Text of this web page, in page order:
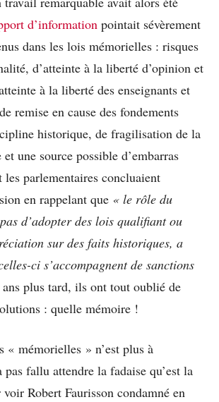
d’information pointait sévèrement
dans les lois mémorielles : risques
d’atteinte à la liberté d’opinion et
à la liberté des enseignants et
remise en cause des fondements
historique, de fragilisation de la
une source possible d’embarras
parlementaires concluaient
en rappelant que « le rôle du
d’adopter des lois qualifiant ou
sur des faits historiques, a
ci s’accompagnent de sanctions
plus tard, ils ont tout oublié de
: quelle mémoire !
« mémorielles » n’est plus à
pas fallu attendre la fadaise qu’est la
Robert Faurisson condamné en